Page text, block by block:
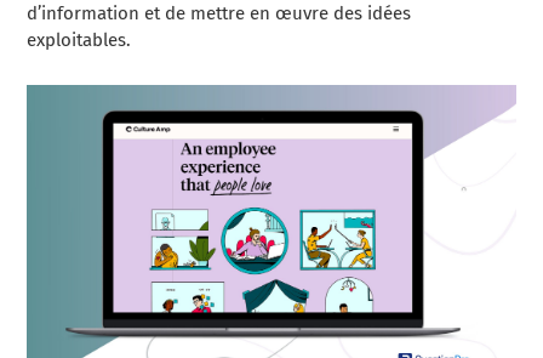
d’information et de mettre en œuvre des idées
exploitables.